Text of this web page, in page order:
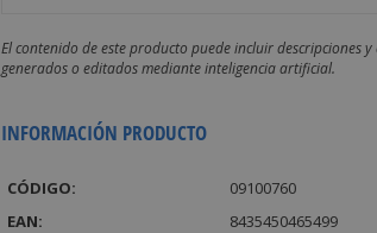
El contenido de este producto puede incluir descripciones
generados o editados mediante inteligencia artificial.
INFORMACIÓN PRODUCTO
CÓDIGO:
09100760
EAN:
8435450465499